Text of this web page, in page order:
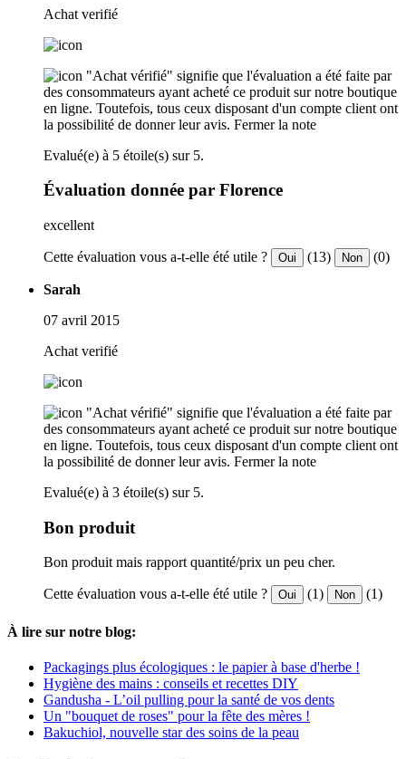
Achat verifié
"Achat vérifié" signifie que l'évaluation a été faite par
des consommateurs ayant acheté ce produit sur notre boutique
en ligne. Toutefois, tous ceux disposant d'un compte client ont
la possibilité de donner leur avis. Fermer la note
Evalué(e) à 5 étoile(s) sur 5.
Évaluation donnée par Florence
excellent
Cette évaluation vous a-t-elle été utile ? Oui (13) Non (0)
Sarah
07 avril 2015
Achat verifié
"Achat vérifié" signifie que l'évaluation a été faite par
des consommateurs ayant acheté ce produit sur notre boutique
en ligne. Toutefois, tous ceux disposant d'un compte client ont
la possibilité de donner leur avis. Fermer la note
Evalué(e) à 3 étoile(s) sur 5.
Bon produit
Bon produit mais rapport quantité/prix un peu cher.
Cette évaluation vous a-t-elle été utile ? Oui (1) Non (1)
À lire sur notre blog:
Packagings plus écologiques : le papier à base d'herbe !
Hygiène des mains : conseils et recettes DIY
Gandusha - L’oil pulling pour la santé de vos dents
Un "bouquet de roses" pour la fête des mères !
Bakuchiol, nouvelle star des soins de la peau